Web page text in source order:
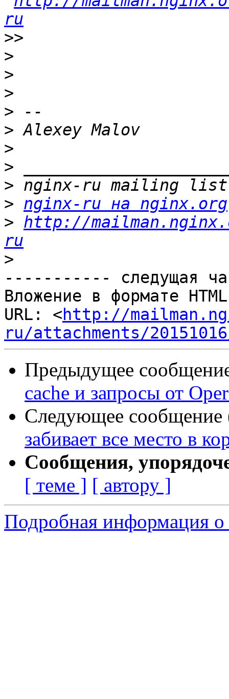
ru
>>
>
>
>
>
>
>
>
>
> nginx-ru на nginx.org
> http://
ru
>
----------- следущая
Вложение в формате
URL: <http://
ru/attachments/
Предыдущее
cache и запросы от
Следующее сообщение
забивает все место в
Сообщения,
[ теме ] [ автору ]
Подробная информация